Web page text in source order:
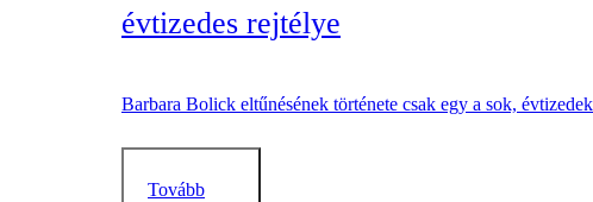
évtizedes rejtélye
Barbara Bolick eltűnésének története csak egy a sok,
Tovább